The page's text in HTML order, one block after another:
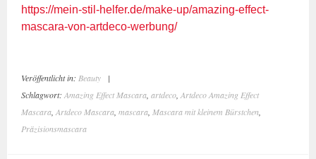
https://mein-stil-helfer.de/make-up/amazing-effect-
mascara-von-artdeco-werbung/
Veröffentlicht in:Beauty
|
Schlagwort:Amazing Effect Mascara,artdeco,Artdeco Amazing Effect
Mascara,Artdeco Mascara,mascara,Mascara mit kleinem Bürstchen,
Präzisionsmascara